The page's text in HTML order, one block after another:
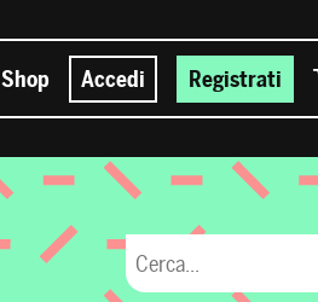
Shop Accedi Registrati